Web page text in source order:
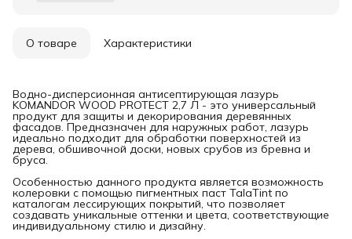
О товаре Характеристики
Водно-дисперсионная антисептирующая лазурь
KOMANDOR WOOD PROTECT 2,7 Л - это универсальный
продукт для защиты и декорирования деревянных
фасадов. Предназначен для наружных работ, лазурь
идеально подходит для обработки поверхностей из
дерева, обшивочной доски, новых срубов из бревна и
бруса.
Особенностью данного продукта является возможность
колеровки с помощью пигментных паст TalaTint по
каталогам лессирующих покрытий, что позволяет
создавать уникальные оттенки и цвета, соответствующие
индивидуальному стилю и дизайну.